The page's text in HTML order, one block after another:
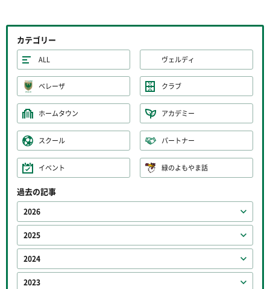
カテゴリー
ALL ヴェルディ
ベレーザ クラブ
ホームタウン アカデミー
スクール パートナー
イベント 緑のよもやま話
過去の記事
2026
2025
2024
2023